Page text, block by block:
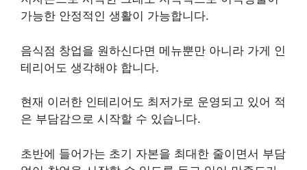
가능한 안정적인 생활이 가능합니다.
음식점 창업을 원하신다면 메뉴뿐만 아니라 가게 인
테리어도 생각해야 합니다.
현재 이러한 인테리어도 최저가로 운영되고 있어 적
은 부담감으로 시작할 수 있습니다.
초반에 들어가는 초기 자본을 최대한 줄이면서 부담